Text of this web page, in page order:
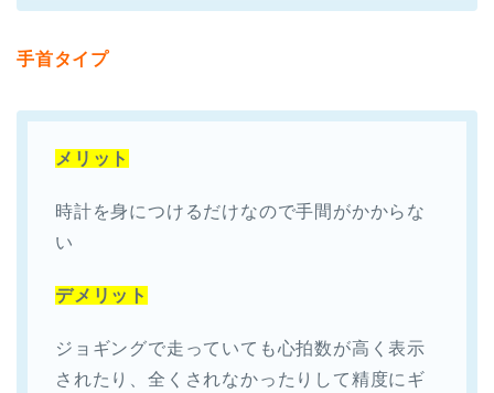
手首タイプ
メリット
時計を身につけるだけなので手間がかからな
い
デメリット
ジョギングで走っていても心拍数が高く表示
されたり、全くされなかったりして精度にギ